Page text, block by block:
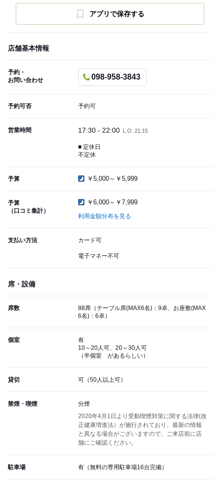
アプリで保存する
店舗基本情報
予約・
お問い合わせ
098-958-3843
予約可否 予約可
営業時間 17:30 - 22:00 L.O. 21:15
■ 定休日
不定休
予算 ￥5,000～￥5,999
予算
（口コミ集計）
￥6,000～￥7,999
利用金額分布を見る
支払い方法 カード可
電子マネー不可
席・設備
席数
88席（テーブル席(MAX6名)：9卓、お座敷(MAX
6名)：6卓）
個室
有
10～20人可、20～30人可
（半個室 があるらしい）
貸切 可（50人以上可）
禁煙・喫煙
分煙
2020年4月1日より受動喫煙対策に関する法律(改
正健康増進法）が施行されており、最新の情報
と異なる場合がございますので、ご来店前に店
舗にご確認ください。
駐車場 有（無料の専用駐車場16台完備）